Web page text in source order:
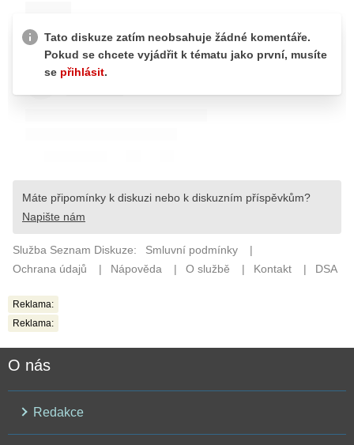
Reklama:
Reklama:
O nás
Redakce